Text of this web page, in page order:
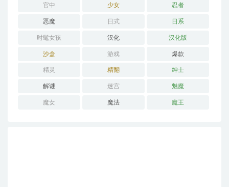
官中 少女 忍者
恶魔 日式 日系
时髦女孩 汉化 汉化版
沙盒 游戏 爆款
精灵 精翻 绅士
解谜 迷宫 魅魔
魔女 魔法 魔王